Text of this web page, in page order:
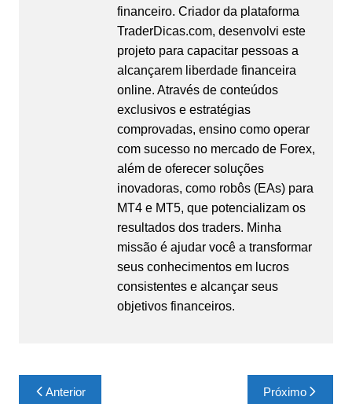
financeiro. Criador da plataforma
TraderDicas.com, desenvolvi este
projeto para capacitar pessoas a
alcançarem liberdade financeira
online. Através de conteúdos
exclusivos e estratégias
comprovadas, ensino como operar
com sucesso no mercado de Forex,
além de oferecer soluções
inovadoras, como robôs (EAs) para
MT4 e MT5, que potencializam os
resultados dos traders. Minha
missão é ajudar você a transformar
seus conhecimentos em lucros
consistentes e alcançar seus
objetivos financeiros.
Navegação
Anterior Próximo